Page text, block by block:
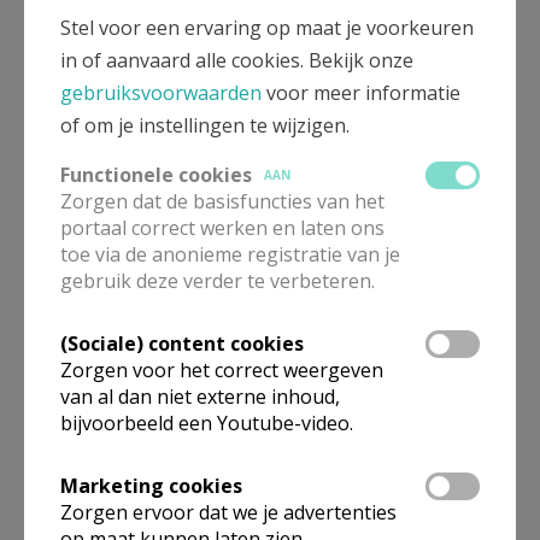
Beroepsvereniging Zorgpastores
Stel voor een ervaring op maat je voorkeuren
in of aanvaard alle cookies. Bekijk onze
gebruiksvoorwaarden voor meer informatie
of om je instellingen te wijzigen.
Functionele cookies
AAN
Zorgen dat de basisfuncties van het
portaal correct werken en laten ons
toe via de anonieme registratie van je
gebruik deze verder te verbeteren.
(Sociale) content cookies
Zorgen voor het correct weergeven
van al dan niet externe inhoud,
bijvoorbeeld een Youtube-video.
Marketing cookies
Zorgen ervoor dat we je advertenties